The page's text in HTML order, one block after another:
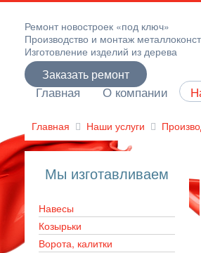
Ремонт новостроек «под ключ»
Производство и монтаж
Изготовление изделий из дерева
Заказать ремонт
Главная О компании
Главная Наши услуги
Мы изготавливаем
Навесы
Козырьки
Ворота, калитки